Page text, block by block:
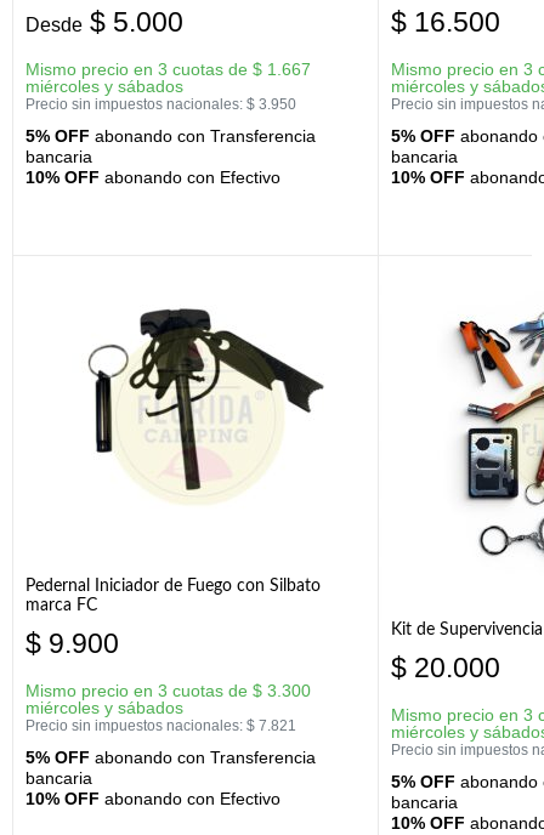
Desde $ 5.000
Mismo precio en 3 cuotas de $ 1.667
miércoles y sábados
Precio sin impuestos nacionales: $ 3.950
5% OFF abonando con Transferencia
bancaria
10% OFF abonando con Efectivo
$ 16.500
Mismo precio en 3
miércoles y
Precio sin impuestos
5% OFF abonando
bancaria
10% OFF
Pedernal Iniciador de Fuego con Silbato
marca FC
$ 9.900
Mismo precio en 3 cuotas de $ 3.300
miércoles y sábados
Precio sin impuestos nacionales: $ 7.821
5% OFF abonando con Transferencia
bancaria
10% OFF abonando con Efectivo
Kit de
$ 20.000
Mismo precio en 3
miércoles y
Precio sin impuestos
5% OFF abonando
bancaria
10% OFF